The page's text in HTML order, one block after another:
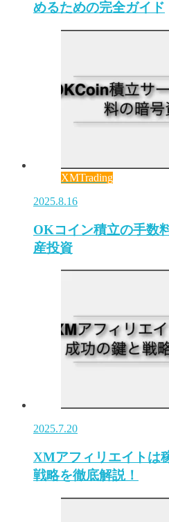
めるための完全ガイド
XMTrading
2025.8.16
OKコイン積立の手数
産投資
2025.7.20
XMアフィリエイトは
戦略を徹底解説！